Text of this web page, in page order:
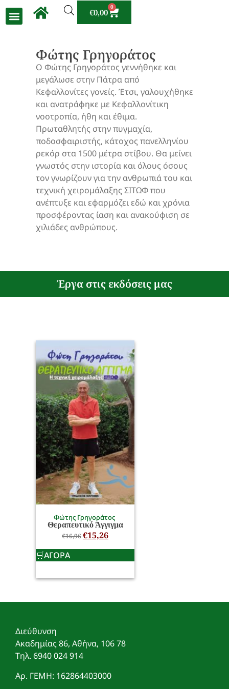
€0,00
0
Φώτης Γρηγοράτος
Ο Φώτης Γρηγοράτος γεννήθηκε και
μεγάλωσε στην Πάτρα από
Κεφαλλονίτες γονείς. Έτσι, γαλουχήθηκε
και ανατράφηκε με Κεφαλλονίτικη
νοοτροπία, ήθη και έθιμα.
Πρωταθλητής στην πυγμαχία,
ποδοσφαιριστής, κάτοχος πανελληνίου
ρεκόρ στα 1500 μέτρα στίβου. Θα μείνει
γνωστός στην ιστορία και όλους όσους
τον γνωρίζουν για την ανθρωπιά του και
τεχνική χειρομάλαξης ΣΙΤΩΦ που
ανέπτυξε και εφαρμόζει εδώ και χρόνια
προσφέροντας ίαση και ανακούφιση σε
χιλιάδες ανθρώπους.
Έργα στις εκδόσεις μας
Φώτης Γρηγοράτος
Θεραπευτικό Άγγιγμα
€16,96€15,26
ΑΓΟΡΑ
Διεύθυνση
Ακαδημίας 86, Αθήνα, 106 78
Τηλ. 6940 024 914
Αρ. ΓΕΜΗ: 162864403000